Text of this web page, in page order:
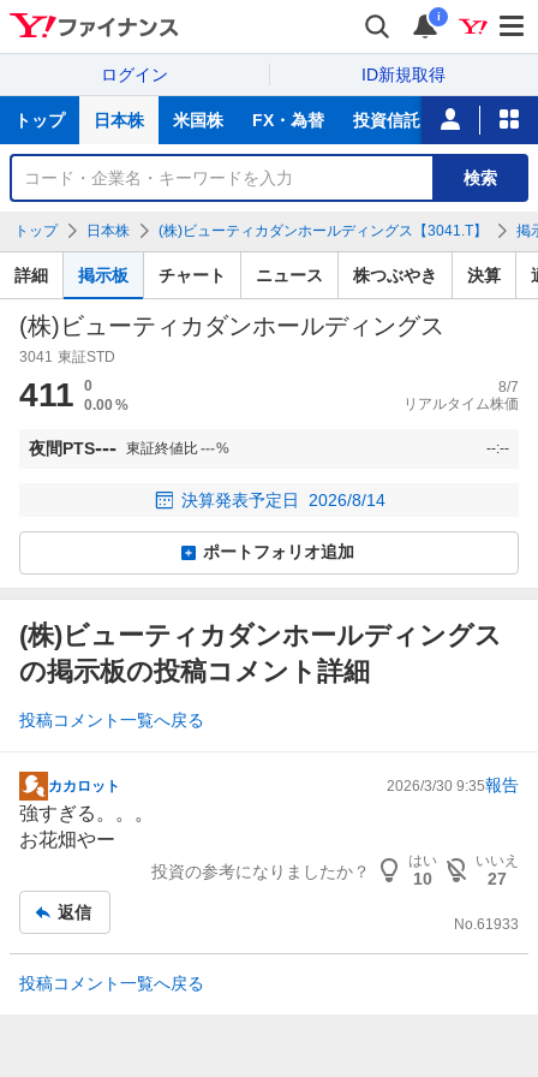
i
ログイン ID新規取得
サ
トップ 日本株 米国株 FX・為替 投資信託 ニュース
銘
検
索
検索
トップ 日本株 (株)ビューティカダンホールディングス【3041.T】 掲
詳細 掲示板 チャート ニュース 株つぶやき 決算
(株)ビューティカダンホールディングス
3041 東証STD
411
0
0.00%
8/7
リアルタイム株価
夜間PTS--- 東証終値比---% --:--
決算発表予定日 2026/8/14
ポートフォリオ追加
(株)ビューティカダンホールディングス
の掲示板の投稿コメント詳細
投稿コメント一覧へ戻る
掲
示
板
カカロット 2026/3/30 9:35報告
強すぎる。。。
お花畑やー
投資の参考になりましたか？
はい
10
いいえ
27
返信
No.61933
投稿コメント一覧へ戻る